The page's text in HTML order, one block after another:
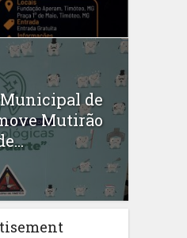
de
Mutirão